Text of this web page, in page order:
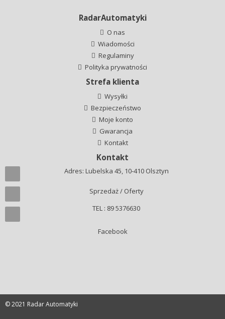
RadarAutomatyki
O nas
Wiadomości
Regulaminy
Polityka prywatności
Strefa klienta
Wysyłki
Bezpieczeństwo
Moje konto
Gwarancja
Kontakt
Kontakt
Adres: Lubelska 45, 10-410 Olsztyn
Sprzedaż / Oferty
TEL : 89 5376630
Facebook
© 2021 Radar Automatyki